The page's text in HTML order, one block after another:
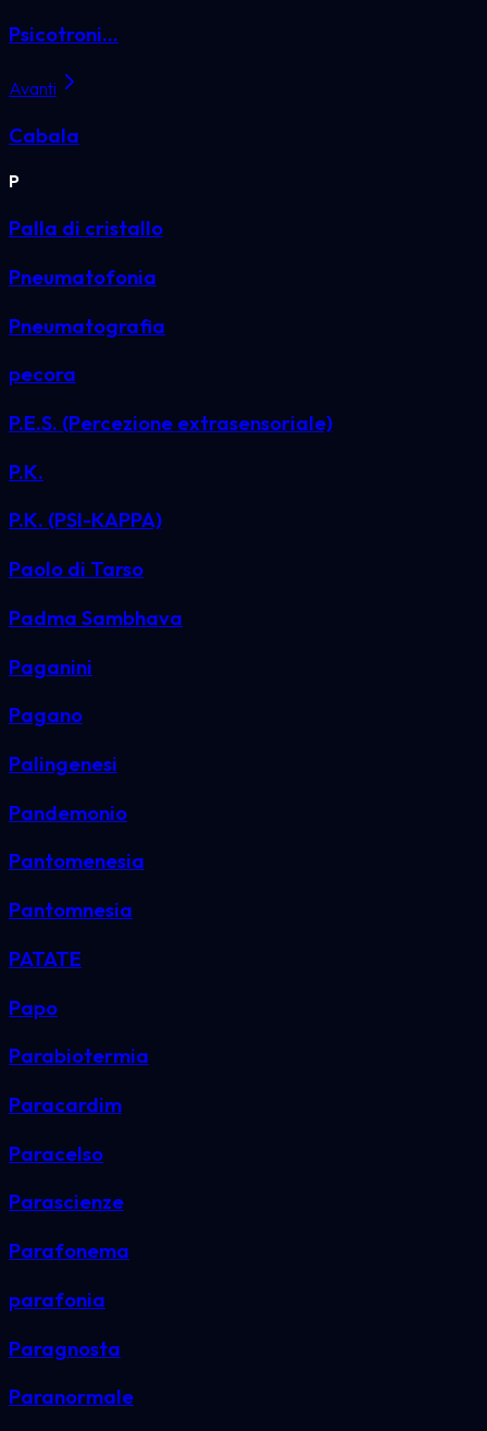
Psicotroni...
Avanti
Cabala
P
Palla di cristallo
Pneumatofonia
Pneumatografia
pecora
P.E.S. (Percezione extrasensoriale)
P.K.
P.K. (PSI-KAPPA)
Paolo di Tarso
Padma Sambhava
Paganini
Pagano
Palingenesi
Pandemonio
Pantomenesia
Pantomnesia
PATATE
Papo
Parabiotermia
Paracardim
Paracelso
Parascienze
Parafonema
parafonia
Paragnosta
Paranormale